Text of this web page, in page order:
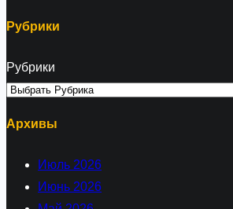
Рубрики
Рубрики
Архивы
Июль 2026
Июнь 2026